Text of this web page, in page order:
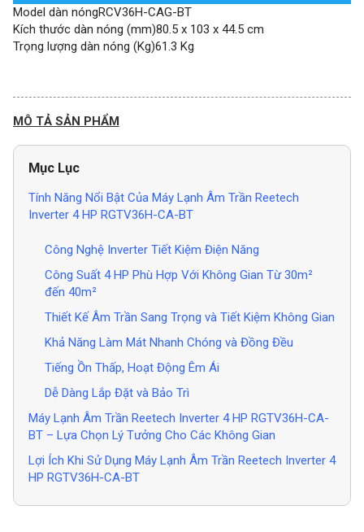
Model dàn nóngRCV36H-CAG-BT
Kích thước dàn nóng (mm)80.5 x 103 x 44.5 cm
Trọng lượng dàn nóng (Kg)61.3 Kg
MÔ TẢ SẢN PHẨM
Mục Lục
Tính Năng Nổi Bật Của Máy Lạnh Âm Trần Reetech
Inverter 4 HP RGTV36H-CA-BT
Công Nghệ Inverter Tiết Kiệm Điện Năng
Công Suất 4 HP Phù Hợp Với Không Gian Từ 30m²
đến 40m²
Thiết Kế Âm Trần Sang Trọng và Tiết Kiệm Không Gian
Khả Năng Làm Mát Nhanh Chóng và Đồng Đều
Tiếng Ồn Thấp, Hoạt Động Êm Ái
Dễ Dàng Lắp Đặt và Bảo Trì
Máy Lạnh Âm Trần Reetech Inverter 4 HP RGTV36H-CA-
BT – Lựa Chọn Lý Tưởng Cho Các Không Gian
Lợi Ích Khi Sử Dụng Máy Lạnh Âm Trần Reetech Inverter 4
HP RGTV36H-CA-BT